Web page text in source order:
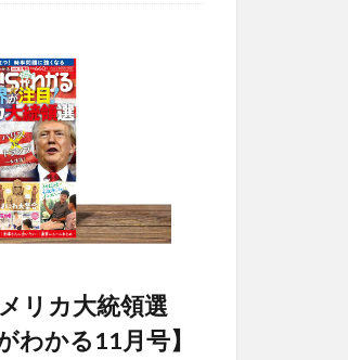
リカ大統領選
わかる11月号】